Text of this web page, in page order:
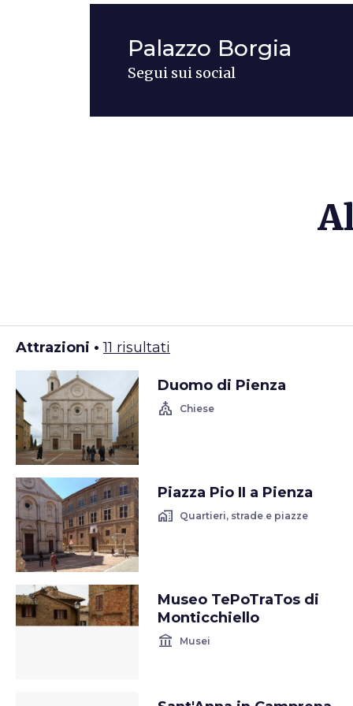
Palazzo Borgia
Segui sui social
Attrazioni •11 risultati
Duomo di Pienza
church Chiese
Piazza Pio II a Pienza
home_work Quartieri, strade e piazze
Museo TePoTraTos di
Monticchiello
account_balance Musei